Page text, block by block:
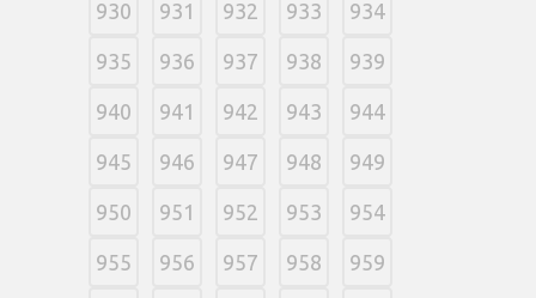
930 931 932 933 934
935 936 937 938 939
940 941 942 943 944
945 946 947 948 949
950 951 952 953 954
955 956 957 958 959